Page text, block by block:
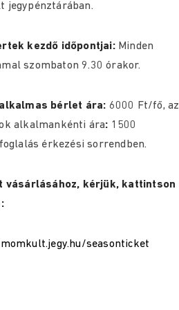
jegypénztárában.
kezdő időpontjai:Minden
szombaton 9.30 órakor.
bérlet ára: 6000 Ft/fő, az
alkalmankénti ára: 1500
érkezési sorrendben.
vásárlásához, kérjük, kattintson
seasonticket